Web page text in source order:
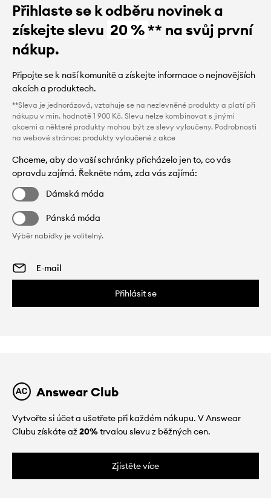
Přihlaste se k odběru novinek a
získejte slevu 20 %** na svůj první
nákup.
Připojte se k naší komunitě a získejte informace o nejnovějších
akcích a produktech.
**Sleva je jednorázová, vztahuje se na nezlevněné produkty a platí při
nákupu v min. hodnotě 1 900 Kč. Slevu nelze kombinovat s jinými
akcemi a některé produkty mohou být ze slevy vyloučeny. Podrobnosti
na webové stránce: produkty vyloučené z akce
Chceme, aby do vaší schránky přicházelo jen to, co vás
opravdu zajímá. Řekněte nám, zda vás zajímá:
Dámská móda
Pánská móda
Výběr nabídky je volitelný.
Přihlásit se
Answear Club
Vytvořte si účet a ušetřete při každém nákupu. V Answear
Clubu získáte až20%trvalou slevu z běžných cen.
Zjistěte více